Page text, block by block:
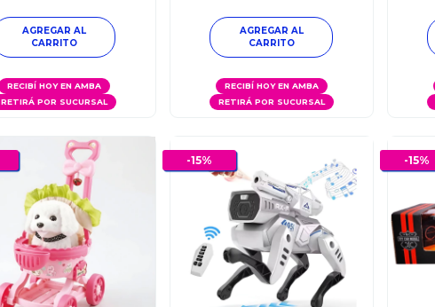
RECIBÍ HOY EN AMBA
RETIRÁ POR SUCURSAL
RECIBÍ HOY EN AMBA
RETIRÁ POR SUCURSAL
-15% -15%